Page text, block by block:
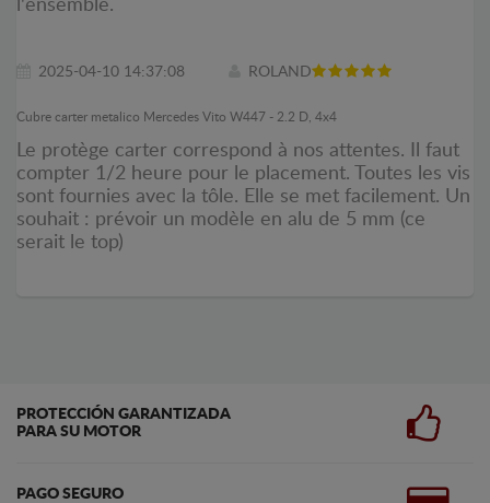
l'ensemble.
2025-04-10 14:37:08 ROLAND
Cubre carter metalico Mercedes Vito W447 - 2.2 D, 4x4
Le protège carter correspond à nos attentes. Il faut
compter 1/2 heure pour le placement. Toutes les vis
sont fournies avec la tôle. Elle se met facilement. Un
souhait : prévoir un modèle en alu de 5 mm (ce
serait le top)
PROTECCIÓN GARANTIZADA
PARA SU MOTOR
PAGO SEGURO